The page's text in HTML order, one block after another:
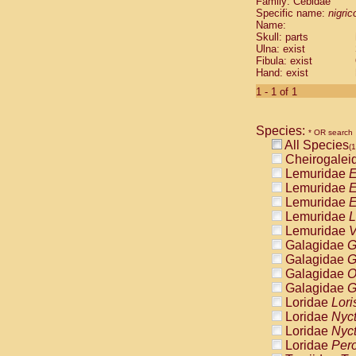
Cebidae
Cebidae
Cebidae
Cebidae
Cebidae
Cebidae
Cebidae
Cebidae
Cebidae
Cebidae
Cebidae
Cebidae
Atelidae
Atelidae
Atelidae
Atelidae
Atelidae
Atelidae
Atelidae
Atelidae
Atelidae
Atelidae
Pitheciidae
Specific name:
Name:
Skull: parts
Ulna: exist
Fibula: exist
Hand: exist
1 - 1 of 1
Species: * OR search
All Species
Lemuridae
Lemuridae
Lemuridae
Lemuridae
Lemuridae
Galagidae
Galagidae
Galagidae
Galagidae
Loridae
Loridae
Loridae
Loridae